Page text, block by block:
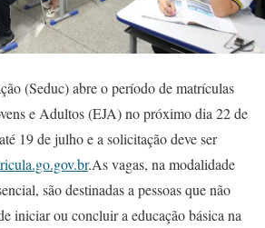
(Seduc) abre o período de matrículas
e Adultos (EJA) no próximo dia 22 de
19 de julho e a solicitação deve ser
.As vagas, na modalidade
são destinadas a pessoas que não
iniciar ou concluir a educação básica na